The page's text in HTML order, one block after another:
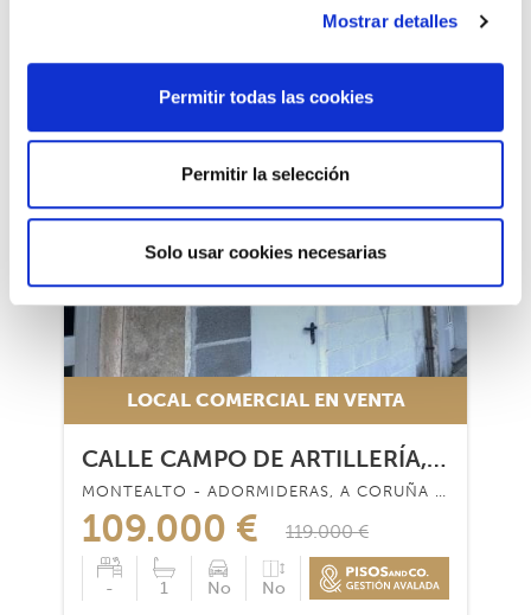
Mostrar detalles
Permitir todas las cookies
Permitir la selección
Solo usar cookies necesarias
1 1 No No
LOCAL COMERCIAL EN VENTA
CALLE CAMPO DE ARTILLERÍA, BAJO
109.000 € 119.000 €
- 1 No No